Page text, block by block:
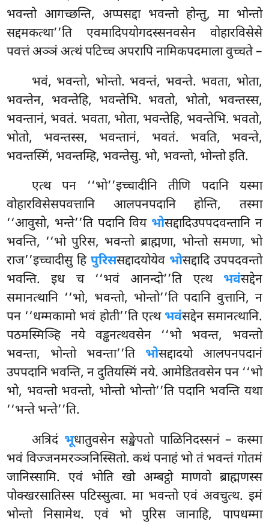
भवन्तो आगच्छन्ति, अप्पसद्दा भवन्तो होन्तु, मा भोन्तो
सद्दमकत्था’’ति एवमादिपयोगदस्सनवसेन वोहारविसेसे
पवत्तं अञ्ञं अत्थं पटिच्च अपरापि नामिकपदमाला वुच्चते –
भवं, भवन्तो, भोन्तो. भवन्तं, भवन्ते. भवता, भोता,
भवन्तेन, भवन्तेहि, भवन्तेभि. भवतो, भोतो, भवन्तस्स,
भवन्तानं, भवतं. भवता, भोता, भवन्तेहि, भवन्तेभि. भवतो,
भोतो, भवन्तस्स, भवन्तानं, भवतं. भवति, भवन्ते,
भवन्तस्मिं, भवन्तम्हि, भवन्तेसु. भो, भवन्तो, भोन्तो इति.
एत्थ पन ‘‘भो’’इच्चादीनि तीणि पदानि यस्मा
वोहारविसेसपवत्तानि आलपनपदानि होन्ति, तस्मा
‘‘आवुसो, भन्ते’’ति पदानि विय भोसद्दादिउपपदवन्तानि न
भवन्ति, ‘‘भो पुरिस, भवन्तो ब्राह्मणा, भोन्तो समणा, भो
राज’’इच्चादीसु हि पुरिससद्दादयोयेव भोसद्दादि उपपदवन्तो
भवन्ति. इध च ‘‘भवं आनन्दो’’ति एत्थ भवंसद्देन
समानत्थानि ‘‘भो, भवन्तो, भोन्तो’’ति पदानि वुत्तानि, न
पन ‘‘धम्मकामो भवं होती’’ति एत्थ भवंसद्देन समानत्थानि.
पठमस्मिञ्हि नये वड्ढनत्थवसेन ‘‘भो भवन्त, भवन्तो
भवन्ता, भोन्तो भवन्ता’’ति भोसद्दादयो आलपनपदानं
उपपदानि भवन्ति, न दुतियस्मिं नये. आमेडितवसेन पन ‘‘भो
भो, भवन्तो भवन्तो, भोन्तो भोन्तो’’ति पदानि भवन्ति यथा
‘‘भन्ते भन्ते’’ति.
अत्रिदं भूधातुवसेन सङ्खेपतो पाळिनिदस्सनं – कस्मा
भवं विज्जनमरञ्ञनिस्सितो. कथं पनाहं भो तं भवन्तं गोतमं
जानिस्सामि. एवं भोति खो अम्बट्ठो माणवो ब्राह्मणस्स
पोक्खरसातिस्स पटिस्सुत्वा. मा भवन्तो एवं अवचुत्थ. इमं
भोन्तो निसामेथ. एवं भो पुरिस जानाहि, पापधम्मा